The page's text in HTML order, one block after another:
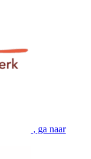
, ga naar